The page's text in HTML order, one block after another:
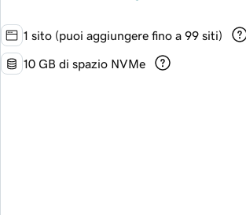
1 sito (puoi aggiungere fino a 99 siti)
10 GB di spazio NVMe